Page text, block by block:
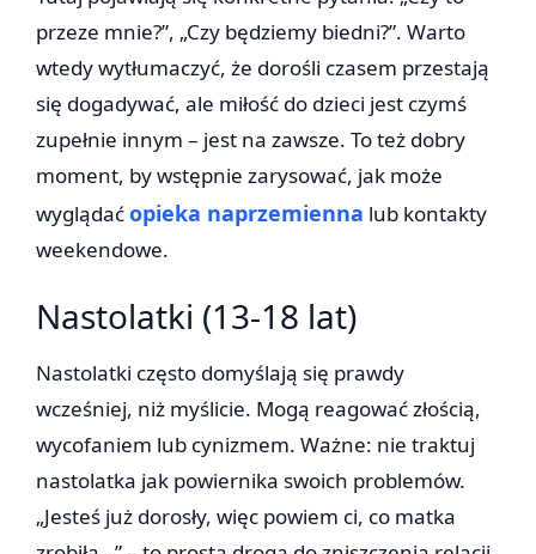
przeze mnie?”, „Czy będziemy biedni?”. Warto
wtedy wytłumaczyć, że dorośli czasem przestają
się dogadywać, ale miłość do dzieci jest czymś
zupełnie innym – jest na zawsze. To też dobry
moment, by wstępnie zarysować, jak może
wyglądaćopieka naprzemienna lub kontakty
weekendowe.
Nastolatki (13-18 lat)
Nastolatki często domyślają się prawdy
wcześniej, niż myślicie. Mogą reagować złością,
wycofaniem lub cynizmem. Ważne: nie traktuj
nastolatka jak powiernika swoich problemów.
„Jesteś już dorosły, więc powiem ci, co matka